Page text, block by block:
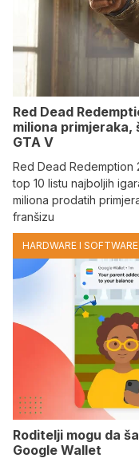
Red Dead
miliona primjeraka,
GTA V
Red Dead Redemption
top 10 listu najboljih
miliona prodatih
franšizu
HARDWARE I SOFTWARE
Roditelji mogu da
Google Wallet